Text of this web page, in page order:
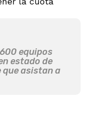
equipos
estado de
que asistan a